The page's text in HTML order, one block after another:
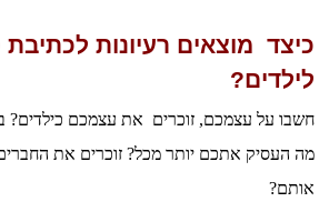
כיצד מוצאים רעיונות
לילדים?
חשבו על עצמכם, זוכרים את עצמכם כילדים?
מה העסיק אתכם יותר מכל? זוכרים את
אותם?